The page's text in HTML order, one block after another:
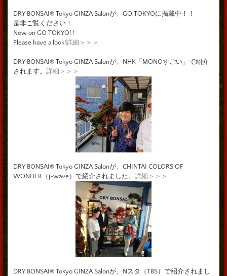
DRY BONSAI® Tokyo GINZA Salonが、GO TOKYOに掲載中！！
是非ご覧ください！
Now on GO TOKYO! !
Please have a look!詳細＞＞＞
DRY BONSAI® Tokyo GINZA Salonが、NHK「MONOすごい」で紹介
されます。 詳細＞＞＞
DRY BONSAI® Tokyo GINZA Salonが、CHINTAI COLORS OF
WONDER（j-wave）で紹介されました。 詳細＞＞＞
DRY BONSAI® Tokyo GINZA Salonが、Nスタ（TBS）で紹介されまし